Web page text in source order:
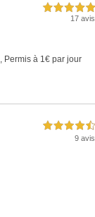
5,0 étoiles sur 5
17 avis
, Permis à 1€ par jour
4,5 étoiles sur 5
9 avis